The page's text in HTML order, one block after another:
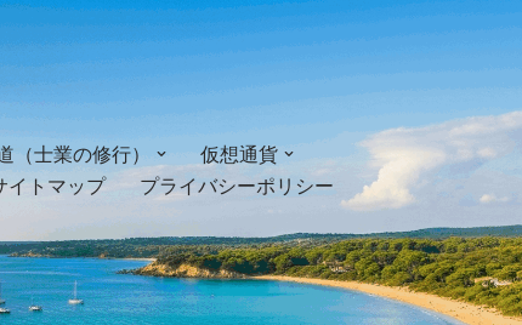
（士業の修行）
仮想通貨
イトマップ プライバシーポリシー